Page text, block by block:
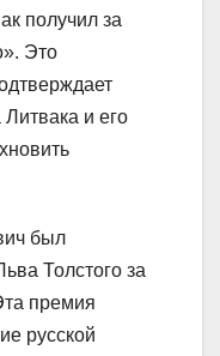
получил за
Это
Литвака и его
был
Толстого за
премия
русской